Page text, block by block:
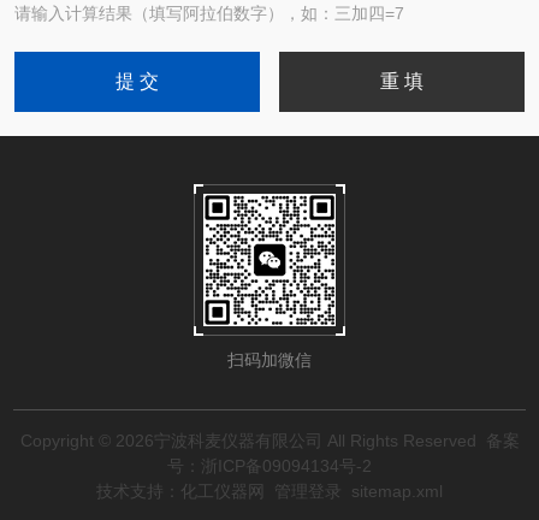
请输入计算结果（填写阿拉伯数字），如：三加四=7
扫码加微信
Copyright © 2026宁波科麦仪器有限公司 All Rights Reserved
备案
号：浙ICP备09094134号-2
技术支持： 化工仪器网 管理登录 sitemap.xml